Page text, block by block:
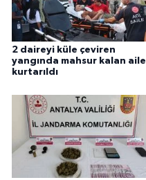
2 daireyi küle çeviren
yangında mahsur kalan aile
kurtarıldı